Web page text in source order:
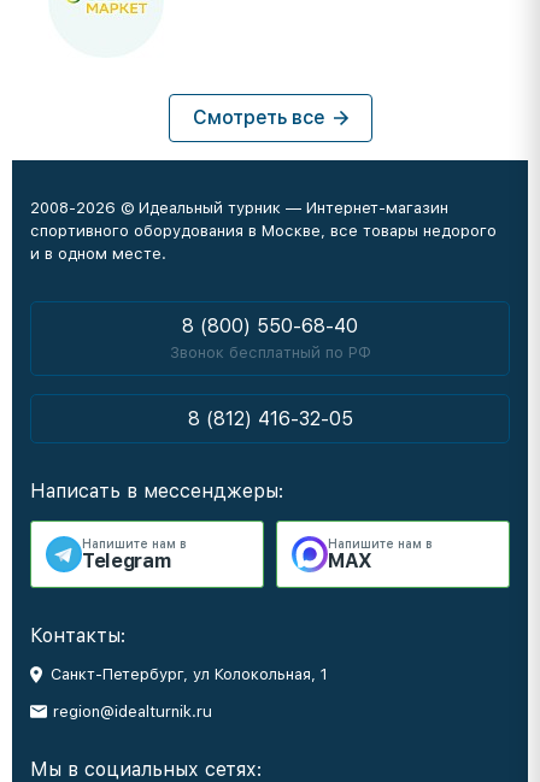
Смотреть все
2008-2026 © Идеальный турник — Интернет-магазин
спортивного оборудования в Москве, все товары недорого
и в одном месте.
8 (800) 550-68-40
Звонок бесплатный по РФ
8 (812) 416-32-05
Написать в мессенджеры:
Напишите нам в
Telegram
Напишите нам в
MAX
Контакты:
Санкт-Петербург, ул Колокольная, 1
region@idealturnik.ru
Мы в социальных сетях: